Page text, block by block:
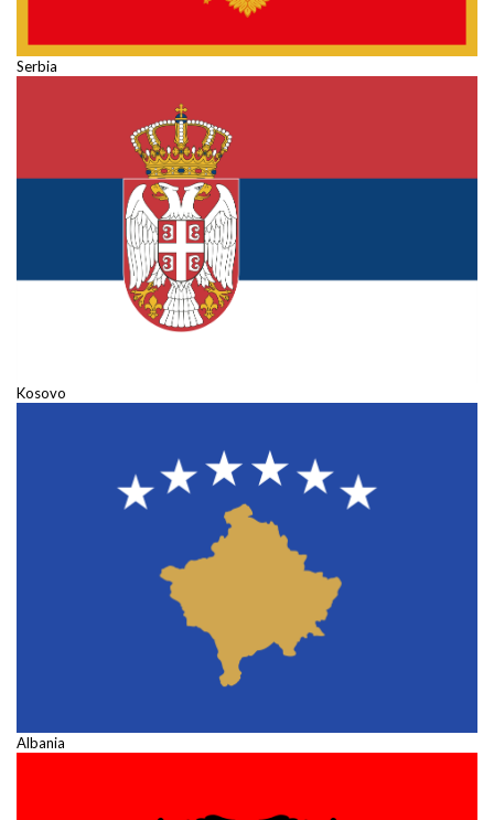
Serbia
Kosovo
Albania